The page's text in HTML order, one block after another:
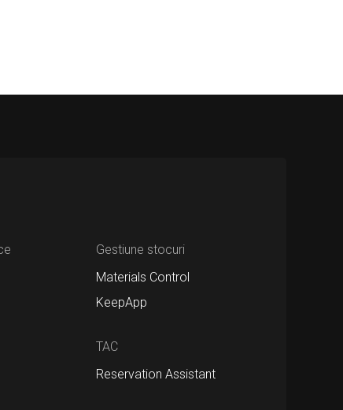
Gestiune stocuri
Materials Control
KeepApp
TAC
Reservation Assistant